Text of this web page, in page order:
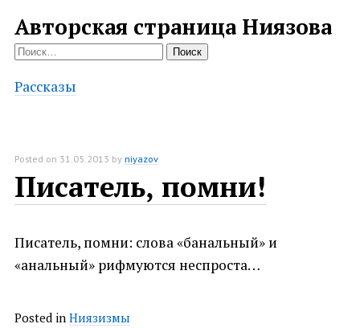
Авторская страница Ниязова
Найти:
Рассказы
Posted on 31.05.2013 byniyazov
Писатель, помни!
Писатель, помни: слова «банальный» и
«анальный» рифмуются неспроста…
Posted in Ниязизмы